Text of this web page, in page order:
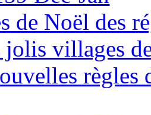
de Noël des
jolis villages
règles